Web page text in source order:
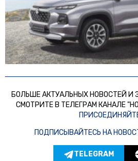
БОЛЬШЕ АКТУАЛЬНЫХ НОВОСТЕЙ И
СМОТРИТЕ В ТЕЛЕГРАМ КАНАЛЕ
ПОДПИСЫВАЙТЕСЬ НА
TELEGRAM